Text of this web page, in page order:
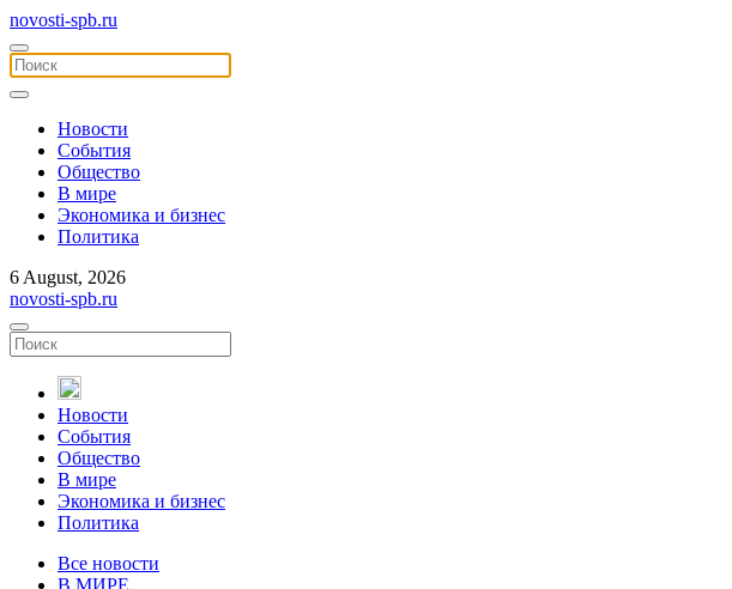
novosti-spb.ru
Новости
События
Общество
В мире
Экономика и бизнес
Политика
6 August, 2026
novosti-spb.ru
Новости
События
Общество
В мире
Экономика и бизнес
Политика
Все новости
В МИРЕ